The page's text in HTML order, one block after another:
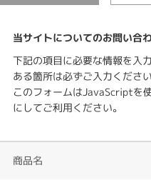
当サイトについてのお問い合
下記の項目に必要な情報を入
ある箇所は必ずご入力ください
このフォームはJavaScriptを
にしてご利用ください。
商品名